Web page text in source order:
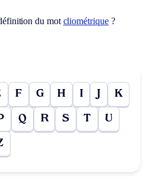
du mot cliométrique?
F G H I J K
Q R S T U